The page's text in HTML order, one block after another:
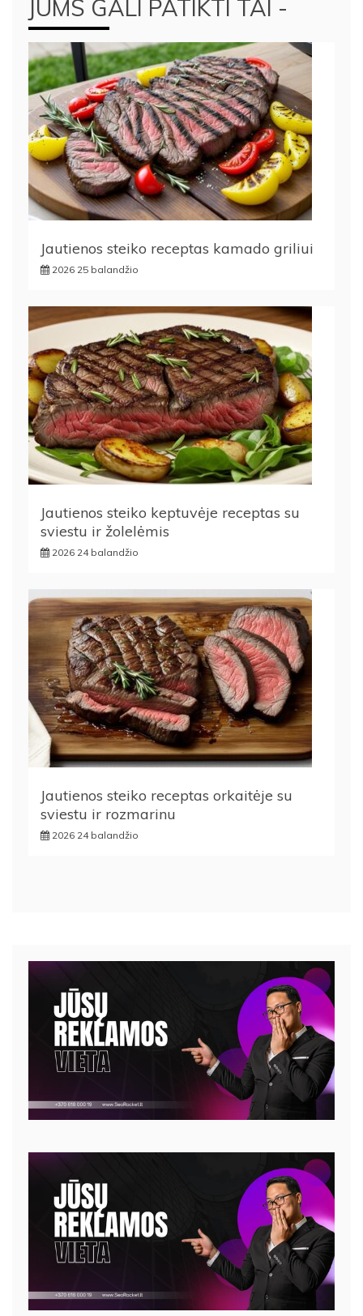
JUMS GALI PATIKTI TAI -
Jautienos steiko receptas kamado griliui
2026 25 balandžio
Jautienos steiko keptuvėje receptas su
sviestu ir žolelėmis
2026 24 balandžio
Jautienos steiko receptas orkaitėje su
sviestu ir rozmarinu
2026 24 balandžio